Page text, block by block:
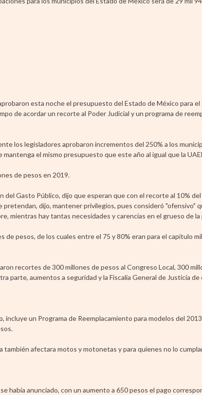
esta noche el presupuesto del Estado de México para
de acordar un recorte al Poder Judicial y un programa de
los legisladores aprobaron incrementos del 250% a los
el mismo presupuesto que este año al igual que la
de pesos en 2019.
del Gasto Público, dijo que esperan que con el recorte al 10%
pretendan, dijo, mantener privilegios, pues consideró "ofensivo"
mientras hay tantas necesidades y carencias en el grueso de la
pesos, de los cuales entre el 75 y 80% eran para el capítulo
recortes de 300 millones de pesos al Congreso Local, 300
parte, aumentos a seguridad y la Fiscalía General de Justicia
un Programa de Reemplacamiento para modelos del
afectara motos y motonetas y para quienes no lo
había anunciado, con un aumento a 650 pesos el pago